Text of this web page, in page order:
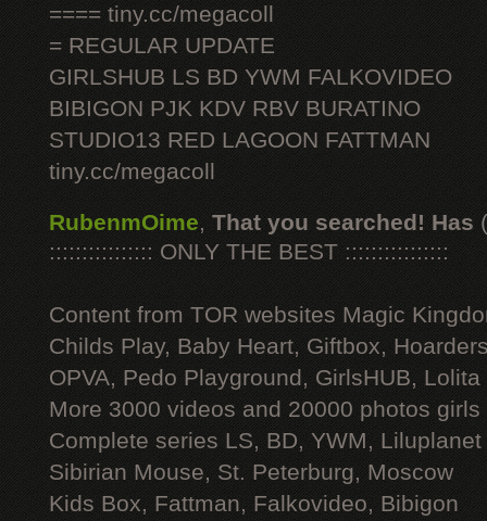
==== tiny.cc/megacoll
= REGULAR UPDATE
GIRLSHUB LS BD YWM FALKOVIDEO
BIBIGON PJK KDV RBV BURATINO
STUDIO13 RED LAGOON FATTMAN
tiny.cc/megacoll
RubenmOime, That you searched! Has
:::::::::::::::: ONLY THE BEST ::::::::::::::::
Content from TOR websites Magic
Childs Play, Baby Heart, Giftbox,
OPVA, Pedo Playground, GirlsHUB, Lolita
More 3000 videos and 20000 photos
Complete series LS, BD, YWM, Liluplanet
Sibirian Mouse, St. Peterburg, Moscow
Kids Box, Fattman, Falkovideo, Bibigon